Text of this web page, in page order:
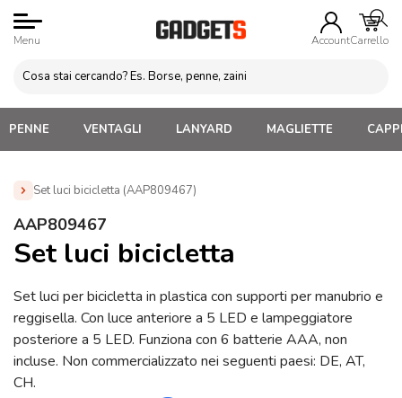
Menu AccountCarrello
PENNE VENTAGLI LANYARD MAGLIETTE
Set luci bicicletta (AAP809467)
Home » Gadget Eventi sportivi sicurezza
AAP809467
Set luci bicicletta
Set luci per bicicletta in plastica con supporti per manubrio e
reggisella. Con luce anteriore a 5 LED e lampeggiatore
posteriore a 5 LED. Funziona con 6 batterie AAA, non
incluse. Non commercializzato nei seguenti paesi: DE, AT,
CH.